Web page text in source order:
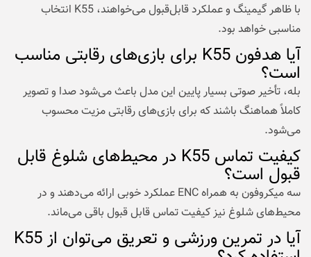
با ظاهر گیمینگ و عملکرد قابل‌قبول می‌خواهند، K55 انتخاب
مناسبی خواهد بود.
آیا هدفون K55 برای بازی‌های رقابتی مناسب
است؟
بله، تأخیر صوتی بسیار پایین این مدل باعث می‌شود صدا و تصویر
کاملاً هماهنگ باشند که برای بازی‌های رقابتی مزیت محسوب
می‌شود.
کیفیت تماس K55 در محیط‌های شلوغ قابل‌
قبول است؟
سه میکروفون به همراه ENC عملکرد خوبی ارائه می‌دهند و در
محیط‌های شلوغ نیز کیفیت تماس قابل قبول باقی می‌ماند.
آیا در تمرین ورزشی و تعریق می‌توان از K55